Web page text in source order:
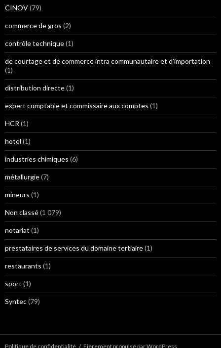
CINOV(79)
commerce de gros (2)
contrôle technique(1)
de courtage et de commerce intra communautaire et d'importation
(1)
distribution directe(1)
expert comptable et commissaire aux comptes (1)
HCR (1)
hotel (1)
industries chimiques (6)
métallurgie(7)
mineurs (1)
Non classé(1 079)
notariat (1)
prestataires de services du domaine tertiaire(1)
restaurants (1)
sport (1)
Syntec(79)
Politique de confidentialité Fièrement propulsé par WordPress